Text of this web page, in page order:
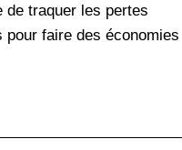
de traquer les pertes
faire des économies